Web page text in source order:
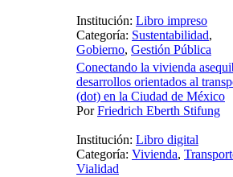
Institución: Libro impreso
Categoría: Sustentabilidad,
Gobierno, Gestión Pública
Conectando la vivienda
desarrollos orientados al
(dot) en la Ciudad de México
PorFriedrich Eberth Stifung
Institución: Libro digital
Categoría: Vivienda,
Vialidad